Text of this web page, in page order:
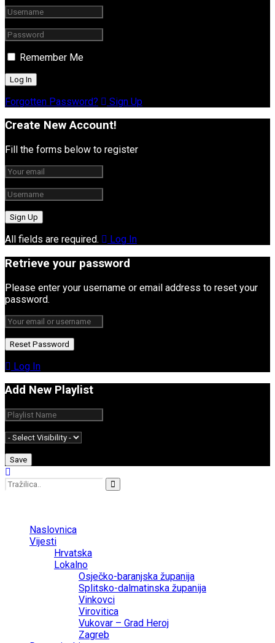
Remember Me
Forgotten Password? Sign Up
Create New Account!
Fill the forms below to register
All fields are required. Log In
Retrieve your password
Please enter your username or email address to reset your
password.
Log In
Add New Playlist
Naslovnica
Vijesti
Hrvatska
Lokalno
Osječko-baranjska županija
Splitsko-dalmatinska županija
Vinkovci
Virovitica
Vukovar – Grad Heroj
Zagreb